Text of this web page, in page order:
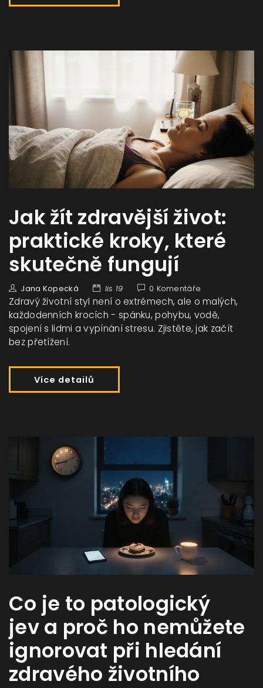
Jak žít zdravější život:
praktické kroky, které
skutečně fungují
Jana Kopecká lis 19 0 Komentáře
Zdravý životní styl není o extrémech, ale o malých,
každodenních krocích - spánku, pohybu, vodě,
spojení s lidmi a vypínání stresu. Zjistěte, jak začít
bez přetížení.
Více detailů
Co je to patologický
jev a proč ho nemůžete
ignorovat při hledání
zdravého životního